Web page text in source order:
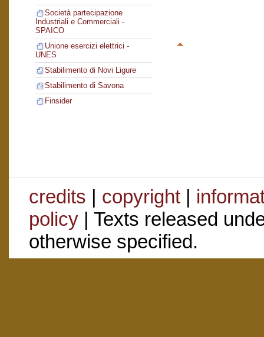
Società partecipazione
Industriali e Commerciali -
SPAICO
Unione esercizi elettrici -
UNES
Stabilimento di Novi Ligure
Stabilimento di Savona
Finsider
credits | copyright|
policy| Texts released
otherwise specified.